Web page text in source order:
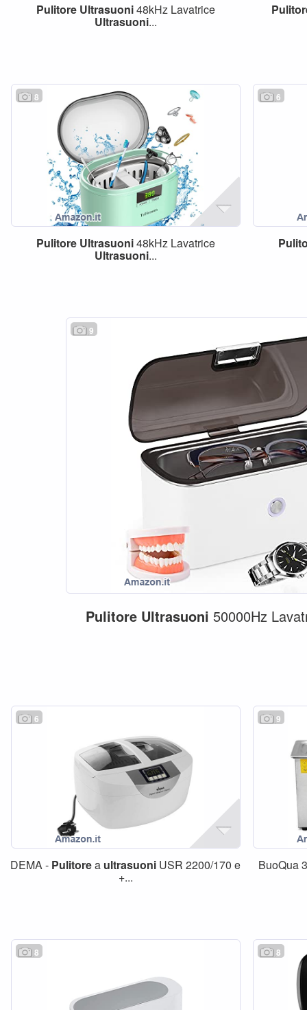
Pulitore Ultrasuoni48kHz Lavatrice
Ultrasuoni...
8
Pulitore Ultrasuoni48kHz Lavatrice
Ultrasuoni...
6
9
Pulitore Ultrasuoni 50000Hz
6
DEMA - Pulitorea ultrasuoni USR 2200/170 e
+...
9
BuoQua
8 8